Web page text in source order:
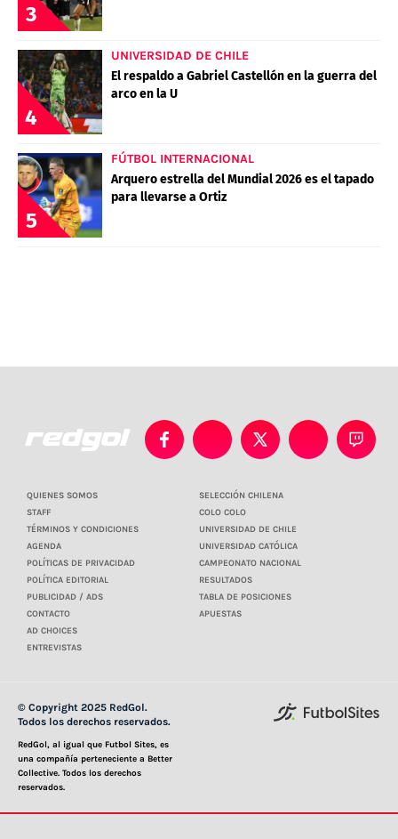
3
4
UNIVERSIDAD DE CHILE
El respaldo a Gabriel Castellón en la guerra del
arco en la U
5
FÚTBOL INTERNACIONAL
Arquero estrella del Mundial 2026 es el tapado
para llevarse a Ortiz
QUIENES SOMOS
STAFF
TÉRMINOS Y CONDICIONES
AGENDA
POLÍTICAS DE PRIVACIDAD
POLÍTICA EDITORIAL
PUBLICIDAD / ADS
CONTACTO
AD CHOICES
ENTREVISTAS
SELECCIÓN CHILENA
COLO COLO
UNIVERSIDAD DE CHILE
UNIVERSIDAD CATÓLICA
CAMPEONATO NACIONAL
RESULTADOS
TABLA DE POSICIONES
APUESTAS
© Copyright 2025 RedGol.
Todos los derechos reservados.
RedGol, al igual que Futbol Sites, es
una compañía perteneciente a Better
Collective. Todos los derechos
reservados.